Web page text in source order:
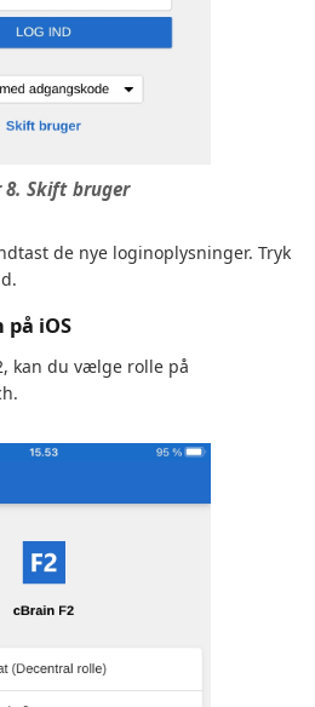
8. Skift bruger
de nye loginoplysninger. Tryk
iOS
kan du vælge rolle på